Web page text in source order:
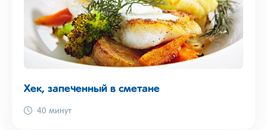
Хек, запеченный в сметане
40 минут